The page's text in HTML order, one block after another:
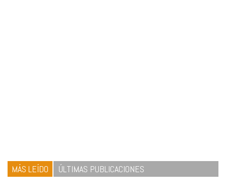
MÁS LEÍDO ÚLTIMAS PUBLICACIONES